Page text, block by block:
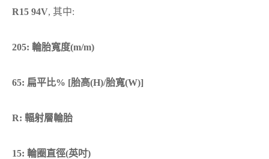
R15 94V, 其中:
205: 輪胎寬度(m/m)
65: 扁平比% [胎高(H)/胎寬(W)]
R: 輻射層輪胎
15: 輪圈直徑(英吋)